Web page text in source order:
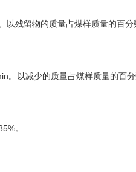
残留物的质量占煤样质量的百分
以减少的质量占煤样质量的百
。